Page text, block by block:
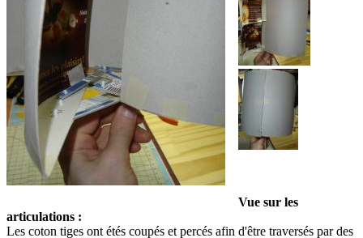
Vue sur les
articulations :
Les coton tiges ont étés coupés et percés afin d'être traversés par des